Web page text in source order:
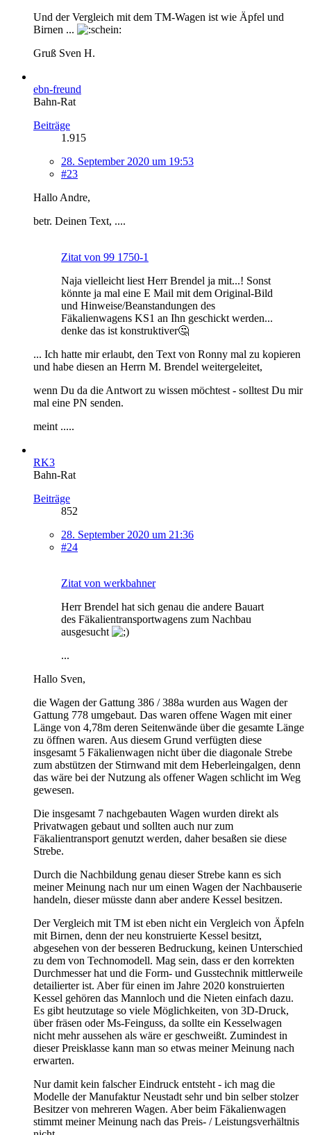
Und der Vergleich mit dem TM-Wagen ist wie Äpfel und
Birnen ...
Gruß Sven H.
ebn-freund
Bahn-Rat
Beiträge
1.915
28. September 2020 um 19:53
#23
Hallo Andre,
betr. Deinen Text, ....
Zitat von 99 1750-1
Naja vielleicht liest Herr Brendel ja mit...! Sonst
könnte ja mal eine E Mail mit dem Original-Bild
und Hinweise/Beanstandungen des
Fäkalienwagens KS1 an Ihn geschickt werden...
denke das ist konstruktiver🤔
... Ich hatte mir erlaubt, den Text von Ronny mal zu kopieren
und habe diesen an Herrn M. Brendel weitergeleitet,
wenn Du da die Antwort zu wissen möchtest - solltest Du mir
mal eine PN senden.
meint .....
RK3
Bahn-Rat
Beiträge
852
28. September 2020 um 21:36
#24
Zitat von werkbahner
Herr Brendel hat sich genau die andere Bauart
des Fäkalientransportwagens zum Nachbau
ausgesucht
...
Hallo Sven,
die Wagen der Gattung 386 / 388a wurden aus Wagen der
Gattung 778 umgebaut. Das waren offene Wagen mit einer
Länge von 4,78m deren Seitenwände über die gesamte Länge
zu öffnen waren. Aus diesem Grund verfügten diese
insgesamt 5 Fäkalienwagen nicht über die diagonale Strebe
zum abstützen der Stirnwand mit dem Heberleingalgen, denn
das wäre bei der Nutzung als offener Wagen schlicht im Weg
gewesen.
Die insgesamt 7 nachgebauten Wagen wurden direkt als
Privatwagen gebaut und sollten auch nur zum
Fäkalientransport genutzt werden, daher besaßen sie diese
Strebe.
Durch die Nachbildung genau dieser Strebe kann es sich
meiner Meinung nach nur um einen Wagen der Nachbauserie
handeln, dieser müsste dann aber andere Kessel besitzen.
Der Vergleich mit TM ist eben nicht ein Vergleich von Äpfeln
mit Birnen, denn der neu konstruierte Kessel besitzt,
abgesehen von der besseren Bedruckung, keinen Unterschied
zu dem von Technomodell. Mag sein, dass er den korrekten
Durchmesser hat und die Form- und Gusstechnik mittlerweile
detailierter ist. Aber für einen im Jahre 2020 konstruierten
Kessel gehören das Mannloch und die Nieten einfach dazu.
Es gibt heutzutage so viele Möglichkeiten, von 3D-Druck,
über fräsen oder Ms-Feinguss, da sollte ein Kesselwagen
nicht mehr aussehen als wäre er geschweißt. Zumindest in
dieser Preisklasse kann man so etwas meiner Meinung nach
erwarten.
Nur damit kein falscher Eindruck entsteht - ich mag die
Modelle der Manufaktur Neustadt sehr und bin selber stolzer
Besitzer von mehreren Wagen. Aber beim Fäkalienwagen
stimmt meiner Meinung nach das Preis- / Leistungsverhältnis